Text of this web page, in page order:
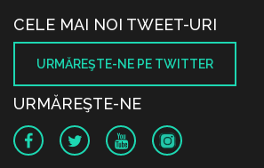
CELE MAI NOI TWEET-URI
URMĂREŞTE-NE PE TWITTER
URMĂREŞTE-NE